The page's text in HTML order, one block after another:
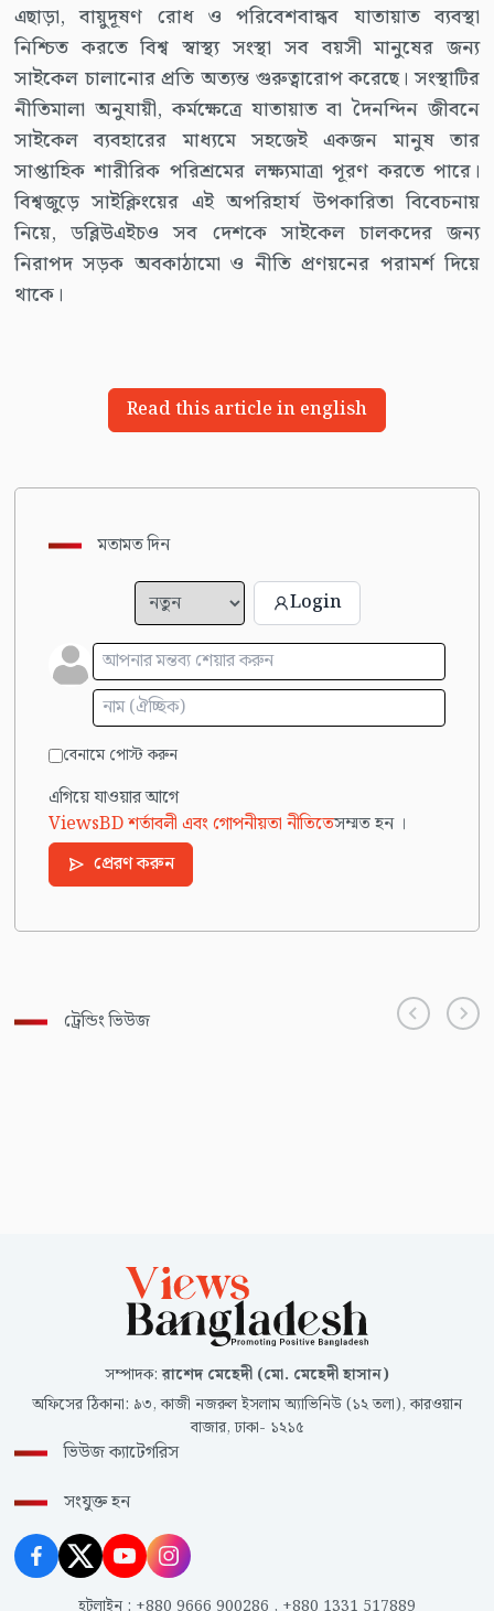
এছাড়া, বায়ুদূষণ রোধ ও পরিবেশবান্ধব যাতায়াত ব্যবস্থা
নিশ্চিত করতে বিশ্ব স্বাস্থ্য সংস্থা সব বয়সী মানুষের জন্য
সাইকেল চালানোর প্রতি অত্যন্ত গুরুত্বারোপ করেছে। সংস্থাটির
নীতিমালা অনুযায়ী, কর্মক্ষেত্রে যাতায়াত বা দৈনন্দিন জীবনে
সাইকেল ব্যবহারের মাধ্যমে সহজেই একজন মানুষ তার
সাপ্তাহিক শারীরিক পরিশ্রমের লক্ষ্যমাত্রা পূরণ করতে পারে।
বিশ্বজুড়ে সাইক্লিংয়ের এই অপরিহার্য উপকারিতা বিবেচনায়
নিয়ে, ডব্লিউএইচও সব দেশকে সাইকেল চালকদের জন্য
নিরাপদ সড়ক অবকাঠামো ও নীতি প্রণয়নের পরামর্শ দিয়ে
থাকে।
Read this article in english
মতামত দিন
Login
বেনামে পোস্ট করুন
এগিয়ে যাওয়ার আগে
ViewsBD শর্তাবলী এবং গোপনীয়তা নীতিতেসম্মত হন ।
প্রেরণ করুন
ট্রেন্ডিং ভিউজ
সম্পাদক:রাশেদ মেহেদী (মো. মেহেদী হাসান)
অফিসের ঠিকানা: ৯৩, কাজী নজরুল ইসলাম অ্যাভিনিউ (১২ তলা), কারওয়ান
বাজার, ঢাকা- ১২১৫
ভিউজ ক্যাটেগরিস
সংযুক্ত হন